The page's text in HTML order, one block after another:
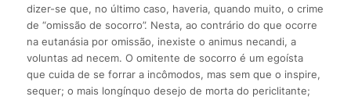
dizer-se que, no último caso, haveria, quando muito, o crime
de “omissão de socorro”. Nesta, ao contrário do que ocorre
na eutanásia por omissão, inexiste o animus necandi, a
voluntas ad necem. O omitente de socorro é um egoísta
que cuida de se forrar a incômodos, mas sem que o inspire,
sequer; o mais longínquo desejo de morta do periclitante;